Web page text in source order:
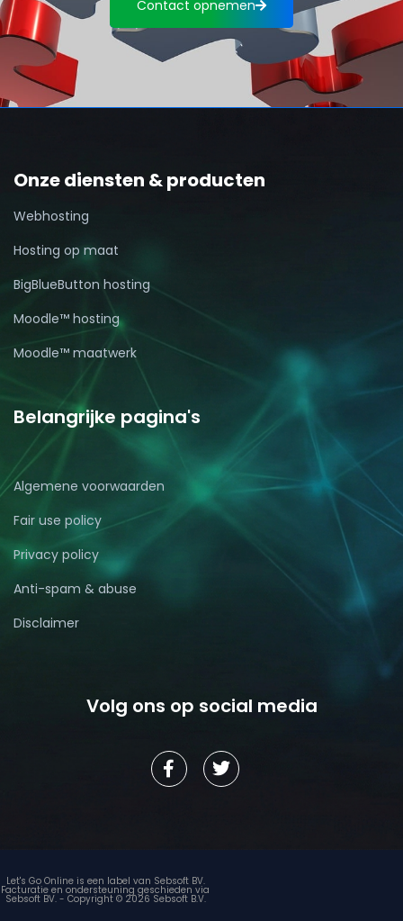
Contact opnemen
Onze diensten & producten
Webhosting
Hosting op maat
BigBlueButton hosting
Moodle™ hosting
Moodle™ maatwerk
Belangrijke pagina's
Algemene voorwaarden
Fair use policy
Privacy policy
Anti-spam & abuse
Disclaimer
Volg ons op social media
Let's Go Online is een label van Sebsoft BV.
Facturatie en ondersteuning geschieden via
Sebsoft BV. - Copyright © 2026 Sebsoft B.V.